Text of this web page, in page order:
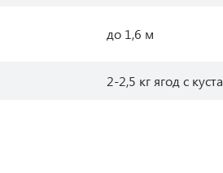
до 1,6 м
2-2,5 кг ягод с куста